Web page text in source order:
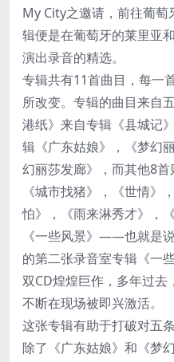
My City之邀请，前往葡
辑便是在葡萄牙的莱里亚
演出录音的精选。
专辑共有11首曲目，每一
所改变。专辑的曲目来自
港纸》来自专辑《县城记
辑《广东姑娘》，《梦幻
幻丽莎发廊》，而其他8首
《城市找猪》，《世情》
怕》，《雨来淋秀才》，
《一些风景》——也就是
的第二张录音室专辑《
双CD煌煌巨作，多年过去
不断在现场被即兴激活。
这张专辑有助于打破对五
除了《广东姑娘》和《梦